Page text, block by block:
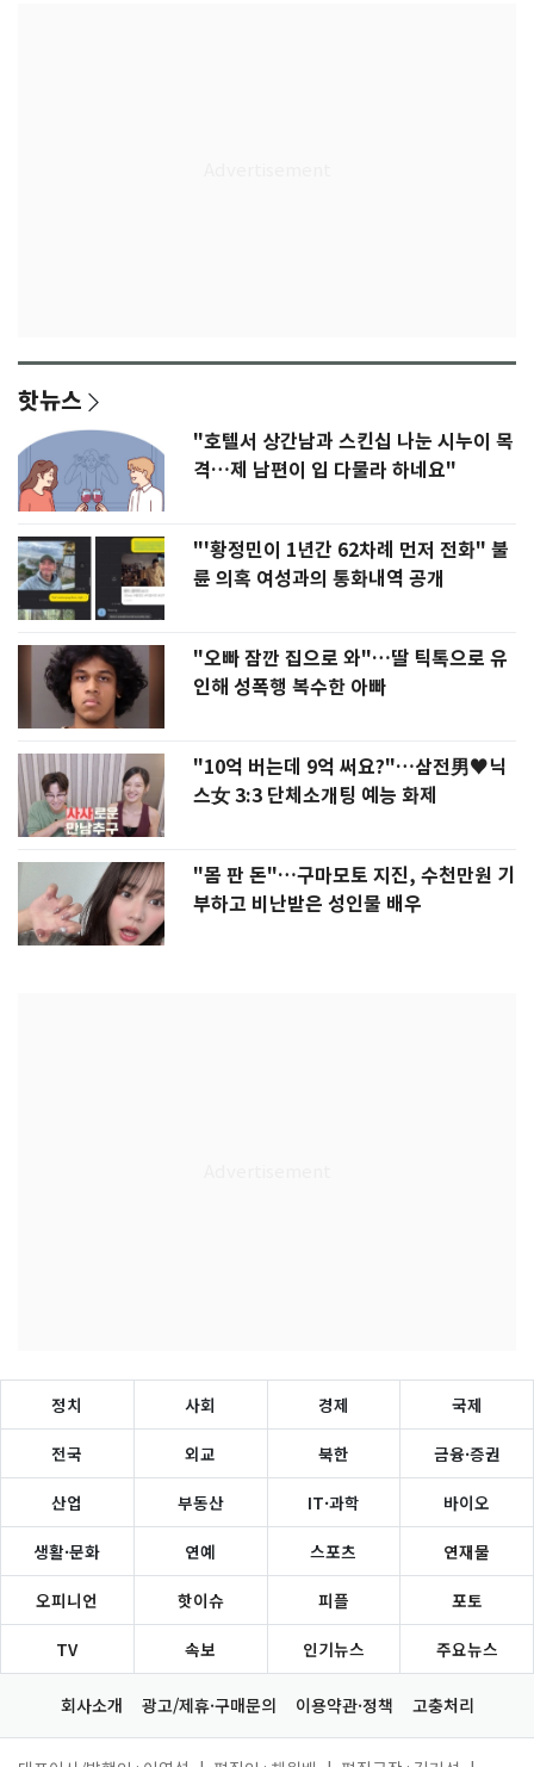
핫뉴스
"호텔서 상간남과 스킨십 나눈 시누이 목
격…제 남편이 입 다물라 하네요"
"'황정민이 1년간 62차례 먼저 전화" 불
륜 의혹 여성과의 통화내역 공개
"오빠 잠깐 집으로 와"…딸 틱톡으로 유
인해 성폭행 복수한 아빠
"10억 버는데 9억 써요?"…삼전男♥닉
스女 3:3 단체소개팅 예능 화제
"몸 판 돈"…구마모토 지진, 수천만원 기
부하고 비난받은 성인물 배우
정치 사회 경제 국제
전국 외교 북한 금융·증권
산업 부동산 IT·과학 바이오
생활·문화 연예 스포츠 연재물
오피니언 핫이슈 피플 포토
TV 속보 인기뉴스 주요뉴스
회사소개 광고/제휴·구매문의 이용약관·정책 고충처리